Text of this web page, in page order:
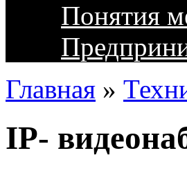
Понятия
Главная »
IP-